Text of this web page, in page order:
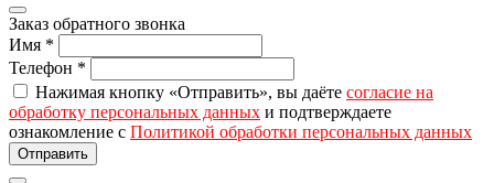
Заказ обратного звонка
Имя *
Телефон *
Нажимая кнопку «Отправить», вы даёте согласие на
обработку персональных данных и подтверждаете
ознакомление с Политикой обработки персональных данных